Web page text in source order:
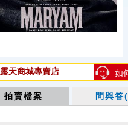
如
露天商城專賣店
拍賣檔案 問與